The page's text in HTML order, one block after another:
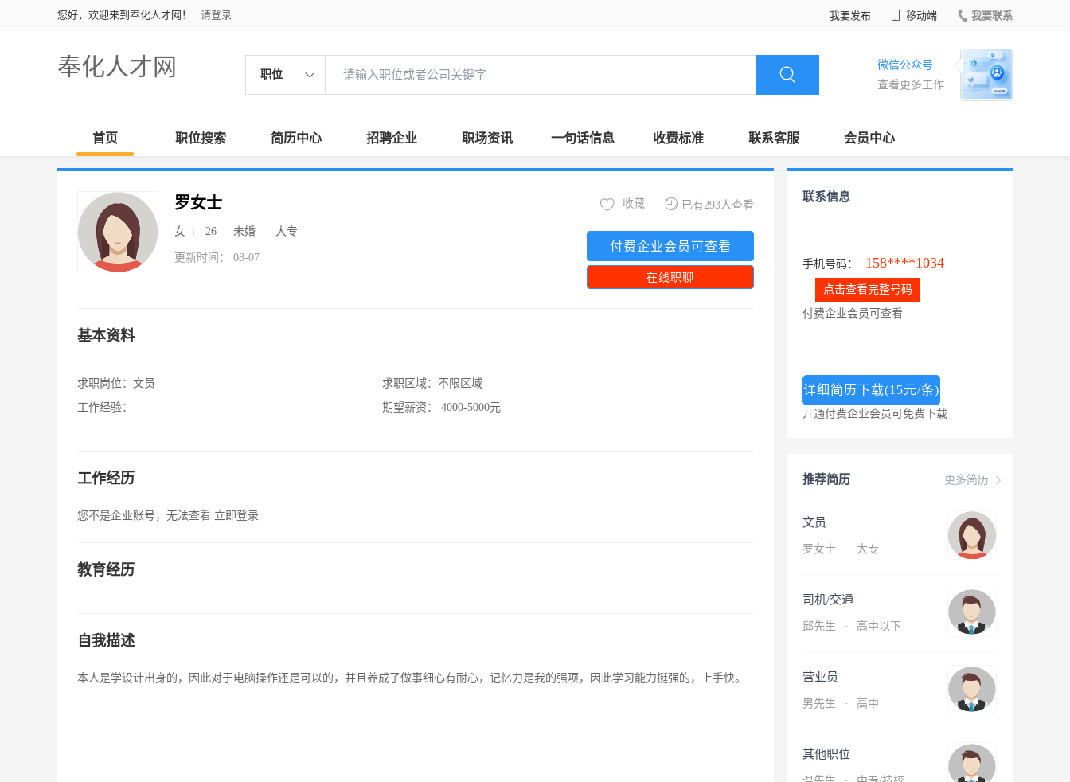
您好，欢迎来到奉化人才网！ 请登录 我要发布 移动端 我要联系
奉化人才网 职位
微信公众号
查看更多工作
首页 职位搜索 简历中心 招聘企业 职场资讯 一句话信息 收费标准 联系客服 会员中心
罗女士
女 26 未婚 大专
更新时间： 08-07
已有293人查看
收藏
付费企业会员可查看
在线职聊
基本资料
求职岗位： 文员
工作经验：
求职区域： 不限区域
期望薪资：
4000-5000元
工作经历
您不是企业账号，无法查看 立即登录
教育经历
自我描述
本人是学设计出身的，因此对于电脑操作还是可以的，并且养成了做事细心有耐心，记忆力是我的强项，因此学习能力挺强的，上手快。
联系信息
手机号码： 158****1034
点击查看完整号码
付费企业会员可查看
详细简历下载(15元/条)
开通付费企业会员可免费下载
更多简历
推荐简历
文员
罗女士 · 大专
司机/交通
邱先生 · 高中以下
营业员
男先生 · 高中
其他职位